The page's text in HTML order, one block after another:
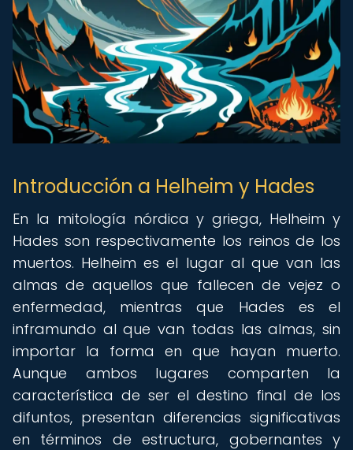
Introducción a Helheim y Hades
En la mitología nórdica y griega, Helheim y
Hades son respectivamente los reinos de los
muertos. Helheim es el lugar al que van las
almas de aquellos que fallecen de vejez o
enfermedad, mientras que Hades es el
inframundo al que van todas las almas, sin
importar la forma en que hayan muerto.
Aunque ambos lugares comparten la
característica de ser el destino final de los
difuntos, presentan diferencias significativas
en términos de estructura, gobernantes y